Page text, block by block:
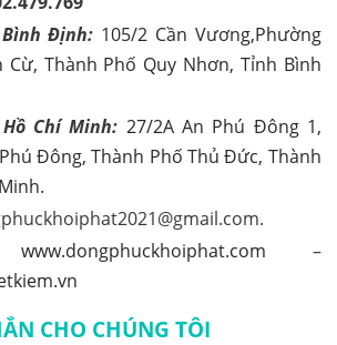
Định: 105/2 Cần Vương,Phường
Cừ, Thành Phố Quy Nhơn, Tỉnh Bình
Chí Minh: 27/2A An Phú Đông 1,
Đông, Thành Phố Thủ Đức, Thành
www.dongphuckhoiphat.com –
CHO CHÚNG TÔI